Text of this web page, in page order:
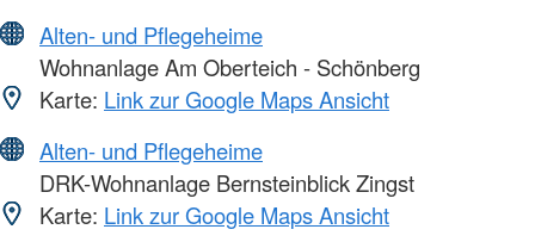
Alten- und Pflegeheime
Wohnanlage Am Oberteich - Schönberg
Karte: Link zur Google Maps Ansicht
Alten- und Pflegeheime
DRK-Wohnanlage Bernsteinblick Zingst
Karte: Link zur Google Maps Ansicht